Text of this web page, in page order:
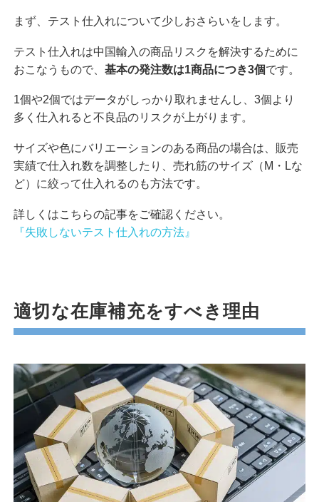
まず、テスト仕入れについて少しおさらいをします。
テスト仕入れは中国輸入の商品リスクを解決するために
おこなうもので、 基本の発注数は1商品につき3個です。
1個や2個ではデータがしっかり取れませんし、3個より
多く仕入れると不良品のリスクが上がります。
サイズや色にバリエーションのある商品の場合は、販売
実績で仕入れ数を調整したり、売れ筋のサイズ（M・Lな
ど）に絞って仕入れるのも方法です。
詳しくはこちらの記事をご確認ください。
『失敗しないテスト仕入れの方法』
適切な在庫補充をすべき理由